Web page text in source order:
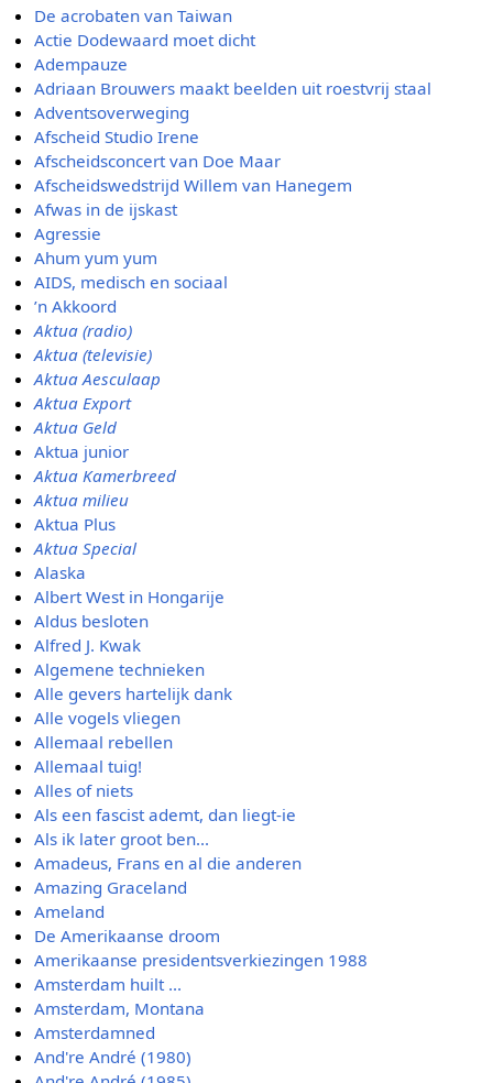
De acrobaten van Taiwan
Actie Dodewaard moet dicht
Adempauze
Adriaan Brouwers maakt beelden uit roestvrij staal
Adventsoverweging
Afscheid Studio Irene
Afscheidsconcert van Doe Maar
Afscheidswedstrijd Willem van Hanegem
Afwas in de ijskast
Agressie
Ahum yum yum
AIDS, medisch en sociaal
’n Akkoord
Aktua (radio)
Aktua (televisie)
Aktua Aesculaap
Aktua Export
Aktua Geld
Aktua junior
Aktua Kamerbreed
Aktua milieu
Aktua Plus
Aktua Special
Alaska
Albert West in Hongarije
Aldus besloten
Alfred J. Kwak
Algemene technieken
Alle gevers hartelijk dank
Alle vogels vliegen
Allemaal rebellen
Allemaal tuig!
Alles of niets
Als een fascist ademt, dan liegt-ie
Als ik later groot ben...
Amadeus, Frans en al die anderen
Amazing Graceland
Ameland
De Amerikaanse droom
Amerikaanse presidentsverkiezingen 1988
Amsterdam huilt ...
Amsterdam, Montana
Amsterdamned
And're André (1980)